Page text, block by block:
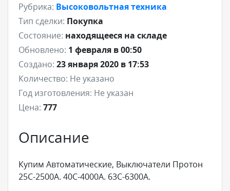
Рубрика: Высоковольтная техника
Тип сделки: Покупка
Состояние: находящееся на складе
Обновлено: 1 февраля в 00:50
Создано: 23 января 2020 в 17:53
Количество: Не указано
Год изготовления: Не указан
Цена: 777
Описание
Купим Автоматические, Выключатели Протон
25С-2500А. 40С-4000А. 63С-6300А.